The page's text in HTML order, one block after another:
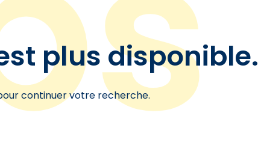
plus disponible.
continuer votre recherche.